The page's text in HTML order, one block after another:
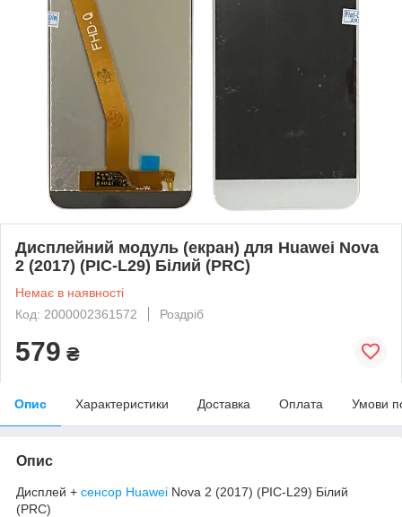
Дисплейний модуль (екран) для Huawei Nova
2 (2017) (PIC-L29) Білий (PRC)
Немає в наявності
Код: 2000002361572
Роздріб
579 ₴
Опис Характеристики Доставка Оплата Умови
Опис
Дисплей + сенсор Huawei Nova 2 (2017) (PIC-L29) Білий
(PRC)